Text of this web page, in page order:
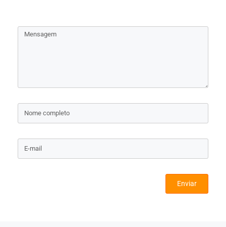
Enviar